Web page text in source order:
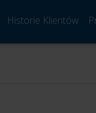
Historie Klientów